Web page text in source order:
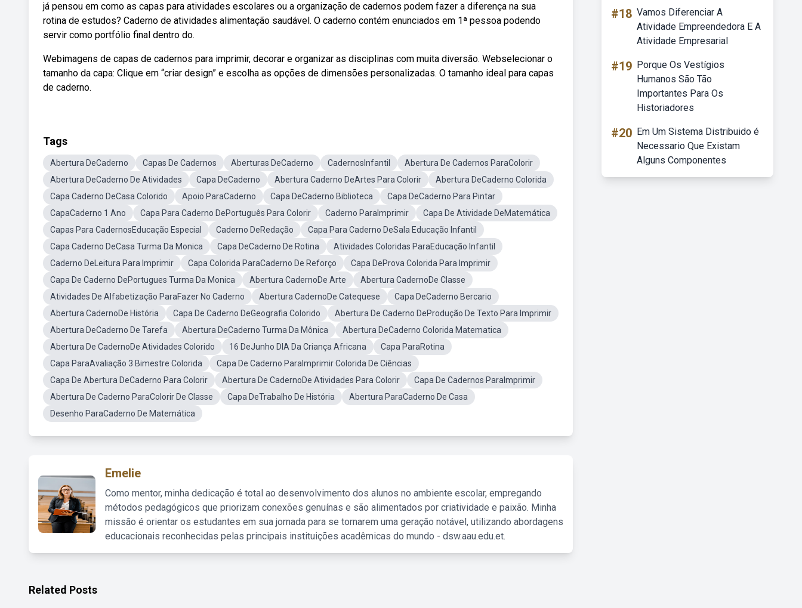
já pensou em como as capas para atividades escolares ou a organização de cadernos podem fazer a diferença na sua
rotina de estudos? Caderno de atividades alimentação saudável. O caderno contém enunciados em 1ª pessoa podendo
servir como portfólio final dentro do.
Webimagens de capas de cadernos para imprimir, decorar e organizar as disciplinas com muita diversão. Webselecionar o
tamanho da capa: Clique em “criar design” e escolha as opções de dimensões personalizadas. O tamanho ideal para capas
de caderno.
Tags
Abertura DeCaderno Capas De Cadernos Aberturas DeCaderno CadernosInfantil
Abertura De Cadernos ParaColorir
Abertura DeCaderno De Atividades
Capa DeCaderno Abertura Caderno DeArtes Para Colorir
Abertura DeCaderno Colorida
Capa Caderno DeCasa Colorido
Apoio ParaCaderno Capa DeCaderno Biblioteca
Capa DeCaderno Para Pintar
CapaCaderno 1 Ano
Capa Para Caderno DePortuguês Para Colorir Caderno ParaImprimir
Capa De Atividade DeMatemática
Capas Para CadernosEducação Especial
Caderno DeRedação
Capa Para Caderno DeSala Educação Infantil
Capa Caderno DeCasa Turma Da Monica
Capa DeCaderno De Rotina
Atividades Coloridas ParaEducação Infantil
Caderno DeLeitura Para Imprimir
Capa Colorida ParaCaderno De Reforço
Capa DeProva Colorida Para Imprimir
Capa De Caderno DePortugues Turma Da Monica
Abertura CadernoDe Arte
Abertura CadernoDe Classe
Atividades De Alfabetização ParaFazer No Caderno
Abertura CadernoDe Catequese
Capa DeCaderno Bercario
Abertura CadernoDe História
Capa De Caderno DeGeografia Colorido
Abertura De Caderno DeProdução De Texto Para Imprimir
Abertura DeCaderno De Tarefa
Abertura DeCaderno Turma Da Mônica
Abertura DeCaderno Colorida Matematica
Abertura De CadernoDe Atividades Colorido
16 DeJunho DIA Da Criança Africana
Capa ParaRotina
Capa ParaAvaliação 3 Bimestre Colorida
Capa De Caderno ParaImprimir Colorida De Ciências
Capa De Abertura DeCaderno Para Colorir
Abertura De CadernoDe Atividades Para Colorir
Capa De Cadernos ParaImprimir
Abertura De Caderno ParaColorir De Classe
Capa DeTrabalho De História
Abertura ParaCaderno De Casa
Desenho ParaCaderno De Matemática
Emelie
Como mentor, minha dedicação é total ao desenvolvimento dos alunos no ambiente escolar, empregando
métodos pedagógicos que priorizam conexões genuínas e são alimentados por criatividade e paixão. Minha
missão é orientar os estudantes em sua jornada para se tornarem uma geração notável, utilizando abordagens
educacionais reconhecidas pelas principais instituições acadêmicas do mundo - dsw.aau.edu.et.
#18 Vamos Diferenciar A
Atividade Empreendedora E A
Atividade Empresarial
#19 Porque Os Vestígios
Humanos São Tão
Importantes Para Os
Historiadores
#20 Em Um Sistema Distribuido é
Necessario Que Existam
Alguns Componentes
Related Posts